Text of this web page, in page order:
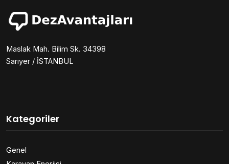
Maslak Mah. Bilim Sk. 34398
Sarıyer / İSTANBUL
Kategoriler
Genel